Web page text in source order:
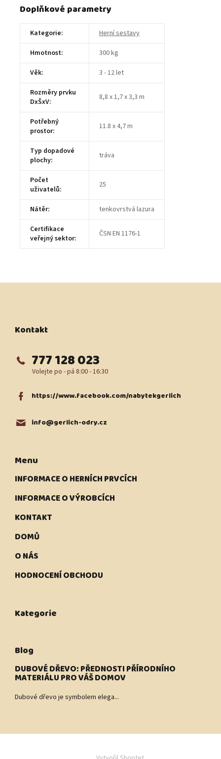
Doplňkové parametry
Kategorie:
Herní sestavy
Hmotnost:
300 kg
Věk:
3 - 12 let
Rozměry prvku
DxŠxV: 8,8 x 1,7 x 3,3 m
Potřebný
prostor: 11.8 x 4,7 m
Typ dopadové
plochy: tráva
Počet
uživatelů: 25
Nátěr:
tenkovrstvá lazura
Certifikace
veřejný sektor: ČSN EN 1176-1
Z
Kontakt
info@gerlich-odry.cz
777 128 023
https://www.facebook.com/nabytekgerlich
Menu
INFORMACE O HERNÍCH PRVCÍCH
INFORMACE O VÝROBCÍCH
KONTAKT
DOMŮ
O NÁS
HODNOCENÍ OBCHODU
Kategorie
Blog
DUBOVÉ DŘEVO: PŘEDNOSTI PŘÍRODNÍHO
MATERIÁLU PRO VÁŠ DOMOV
Dubové dřevo je symbolem elega...